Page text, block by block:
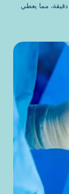
دقيقة، مما يعطي